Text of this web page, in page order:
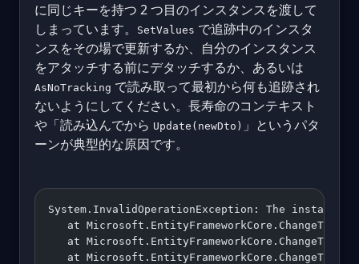
に同じキーを持つ 2 つ目のインスタンスを渡して
しまっています。
SetValues で追跡中のインスタ
ンスをその場で更新するか、自分のインスタンス
をアタッチする前にデタッチするか、あるいは
AsNoTracking で読み取って最初から何も追跡され
ないようにしてください。長寿命のコンテキスト
や「読み込んでから Update(newDto) 」というパタ
ーンが典型的な原因です。
System.InvalidOperationException: The
at
at
at